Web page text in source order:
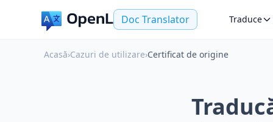
Doc Translator Traduce
Acasă›Cazuri de utilizare›Certificat de origine